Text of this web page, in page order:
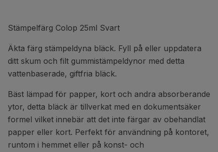
Stämpelfärg Colop 25ml Svart
Äkta färg stämpeldyna bläck. Fyll på eller uppdatera
ditt skum och filt gummistämpeldynor med detta
vattenbaserade, giftfria bläck.
Bäst lämpad för papper, kort och andra absorberande
ytor, detta bläck är tillverkat med en dokumentsäker
formel vilket innebär att det inte färgar av obehandlat
papper eller kort. Perfekt för användning på kontoret,
runtom i hemmet eller på konst- och